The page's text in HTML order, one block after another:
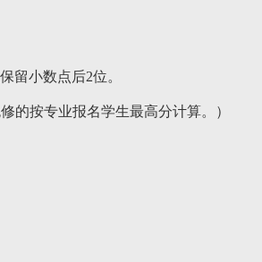
留小数点后2位。
的按专业报名学生最高分计算。）